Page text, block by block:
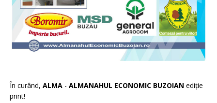
În curând, ALMA - ALMANAHUL ECONOMIC BUZOIAN ediție
print!